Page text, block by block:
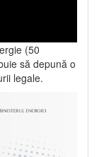
(50
să depună o
legale.